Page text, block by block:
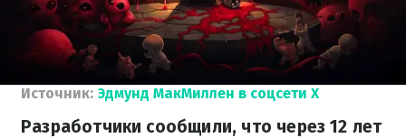
Источник: Эдмунд МакМиллен в соцсети X
Разработчики сообщили, что через 12 лет